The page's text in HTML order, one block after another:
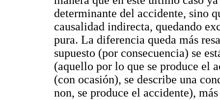
determinante del accidente, sino
causalidad indirecta, quedando
pura. La diferencia queda más
supuesto (por consecuencia) se
(aquello por lo que se produce el
(con ocasión), se describe una
non, se produce el accidente),